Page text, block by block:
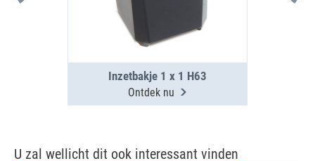
Inzetbakje 1 x 1 H63
Ontdek nu
U zal wellicht dit ook interessant vinden